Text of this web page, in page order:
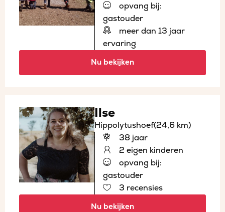
opvang bij:
gastouder
meer dan 13 jaar
ervaring
Nu bekijken
Ilse
Hippolytushoef(24,6 km)
38 jaar
2 eigen kinderen
opvang bij:
gastouder
3 recensies
Nu bekijken